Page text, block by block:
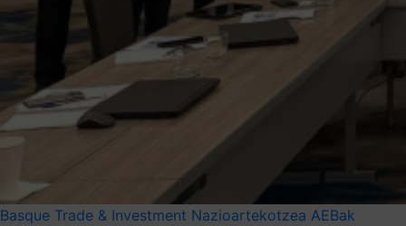
Basque Trade & Investment Nazioartekotzea AEBak